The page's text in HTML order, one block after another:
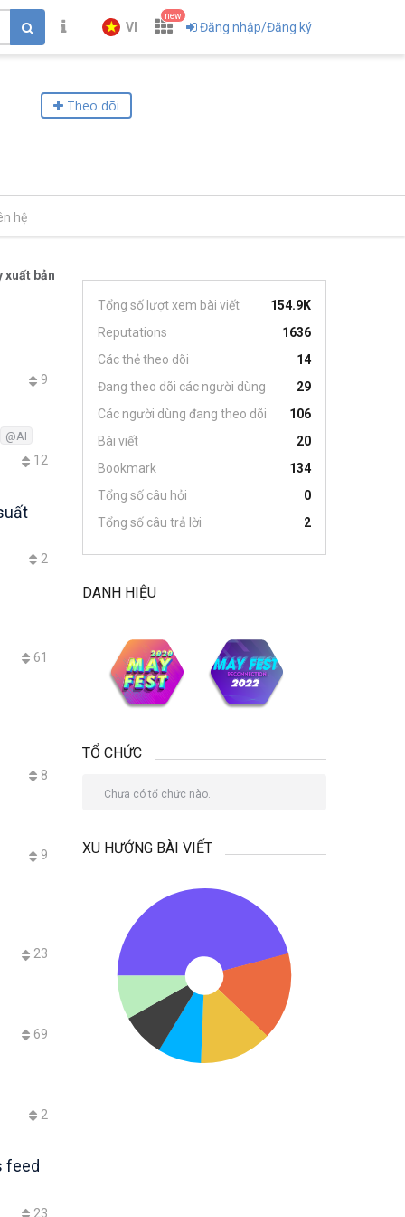
VI
new
Đăng nhập/Đăng ký
Theo dõi
hệ
xuất bản
9
@AI
12
2
61
8
9
23
69
2
feed
23
Tổng số lượt xem bài viết
154.9K
Reputations
1636
Các thẻ theo dõi
14
Đang theo dõi các người dùng
29
Các người dùng đang theo dõi
106
Bài viết
20
Bookmark
134
Tổng số câu hỏi
0
Tổng số câu trả lời
2
DANH HIỆU
TỔ CHỨC
Chưa có tổ chức nào.
XU HƯỚNG BÀI VIẾT